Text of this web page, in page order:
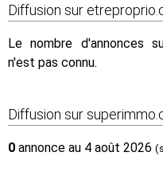
Diffusion sur
Le nombre d'annonces
n'est pas connu.
Diffusion sur
0 annonce au 4 août 2026